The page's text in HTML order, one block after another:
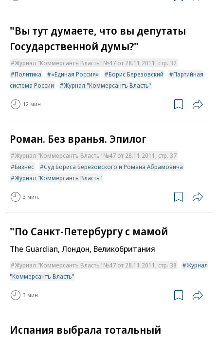
"Вы тут думаете, что вы депутаты
Государственной думы?"
Журнал "Коммерсантъ Власть" №47 от 28.11.2011, стр. 32
Политика
«Единая Россия» Борис Березовский
Партийная
система России
Журнал "Коммерсантъ Власть"
12 мин.
Роман. Без вранья. Эпилог
Журнал "Коммерсантъ Власть" №47 от 28.11.2011, стр. 37
Бизнес
Суд Бориса Березовского и Романа Абрамовича
Журнал "Коммерсантъ Власть"
3 мин.
"По Санкт-Петербургу с мамой
The Guardian, Лондон, Великобритания
Журнал "Коммерсантъ Власть" №47 от 28.11.2011, стр. 38
Журнал
"Коммерсантъ Власть"
3 мин.
Испания выбрала тотальный